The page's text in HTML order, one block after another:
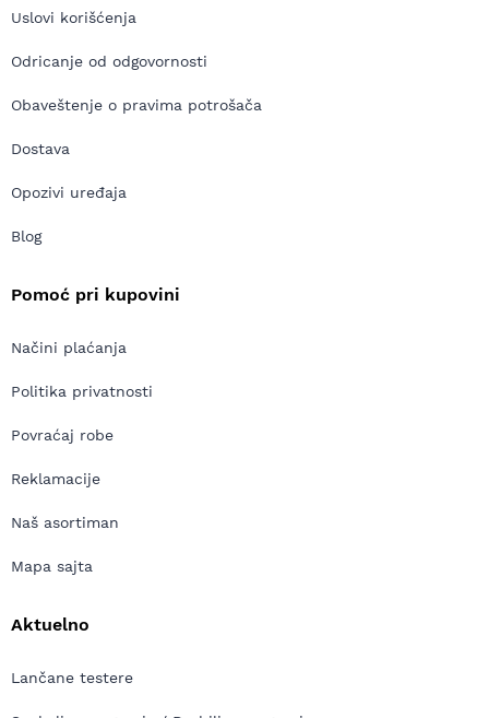
Uslovi korišćenja
Odricanje od odgovornosti
Obaveštenje o pravima potrošača
Dostava
Opozivi uređaja
Blog
Pomoć pri kupovini
Načini plaćanja
Politika privatnosti
Povraćaj robe
Reklamacije
Naš asortiman
Mapa sajta
Aktuelno
Lančane testere